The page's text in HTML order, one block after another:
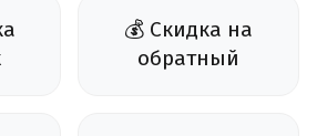
💰 Скидка на
обратный